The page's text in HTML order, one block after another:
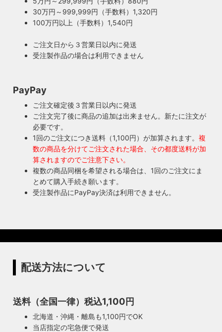
30万円～999,999円（手数料）1,320円
100万円以上（手数料）1,540円
ご注文日から３営業日以内に発送
受注製作品の場合は利用できません
PayPay
ご注文確定後３営業日以内に発送
ご注文完了後に商品の追加は出来ません。新たに注文が
必要です。
1回のご注文につき送料（1,100円）が加算されます。 複
数の商品を分けてご注文された場合、その都度送料が加
算されますのでご注意下さい。
複数の商品同梱を希望される場合は、1回のご注文にま
とめて購入手続き願います。
受注製作品にPayPay決済は利用できません。
配送方法について
送料（全国一律）税込1,100円
北海道・沖縄・離島も1,100円でOK
当店指定の宅急便で発送